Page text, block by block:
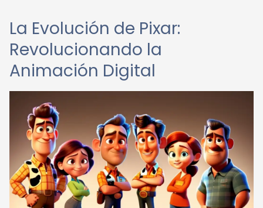
La Evolución de Pixar:
Revolucionando la
Animación Digital